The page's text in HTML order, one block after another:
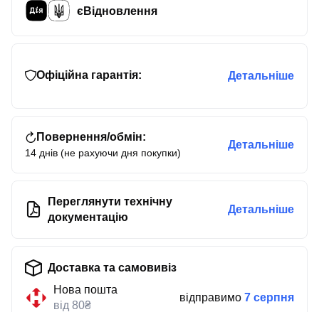
єВідновлення
Офіційна гарантія: Детальніше
Повернення/обмін:
14 днів (не рахуючи дня покупки)
Детальніше
Переглянути технічну
документацію
Детальніше
Доставка та самовивіз
Нова пошта
від 80₴
відправимо 7 серпня